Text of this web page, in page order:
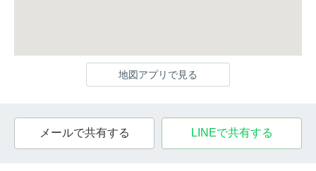
地図アプリで見る
メールで共有する LINEで共有する